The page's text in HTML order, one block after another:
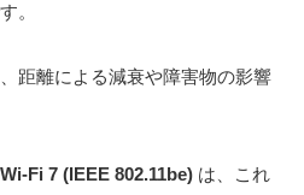
。
距離による減衰や障害物の影響
Wi-Fi 7 (IEEE 802.11be) は、これ